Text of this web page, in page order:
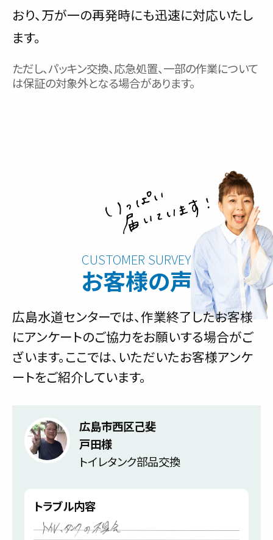
おり、万が一の再発時にも迅速に対応いたし
ます。
ただし、パッキン交換、応急処置、一部の作業について
は保証の対象外となる場合があります。
お客様の声
広島水道センターでは、作業終了したお客様
にアンケートのご協力をお願いする場合がご
ざいます。ここでは、いただいたお客様アンケ
ートをご紹介しています。
広島市西区己斐
戸田様
トイレタンク部品交換
トラブル内容